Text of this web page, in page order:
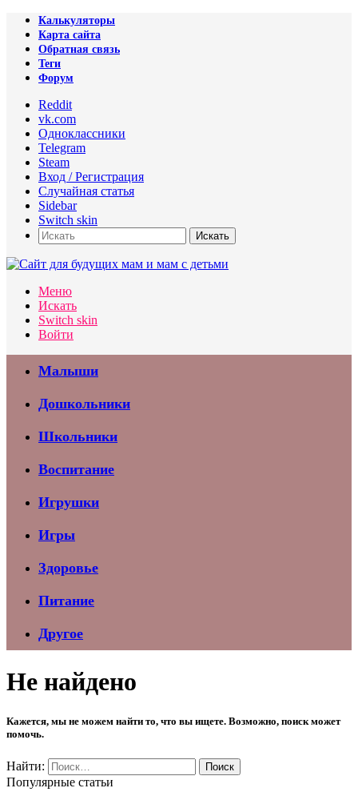
Калькуляторы
Карта сайта
Обратная связь
Теги
Форум
Reddit
vk.com
Одноклассники
Telegram
Steam
Вход / Регистрация
Случайная статья
Sidebar
Switch skin
Искать
Меню
Искать
Switch skin
Войти
Малыши
Дошкольники
Школьники
Воспитание
Игрушки
Игры
Здоровье
Питание
Другое
Не найдено
Кажется, мы не можем найти то, что вы ищете. Возможно, поиск может
помочь.
Найти:
Популярные статьи